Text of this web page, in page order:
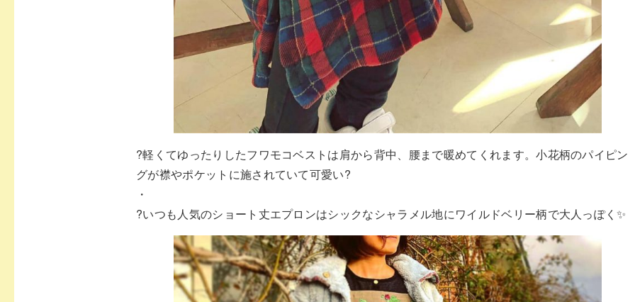
?軽くてゆったりしたフワモコベストは肩から背中、腰まで暖めてくれます。小花柄のパイピン
グが襟やポケットに施されていて可愛い?
・
?いつも人気のショート丈エプロンはシックなシャラメル地にワイルドベリー柄で大人っぽく✨